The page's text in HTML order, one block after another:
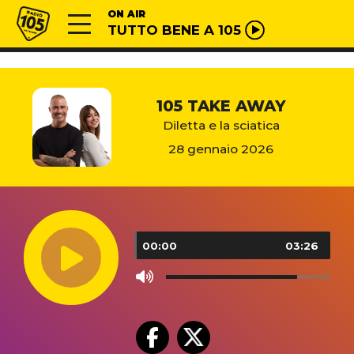
Vai al contenuto
Radio 105 ON AIR
TUTTO BENE A 105
105 TAKE AWAY
Diletta e la sciatica
28 gennaio 2026
Audio
Player
00:00 03:26
Use
keys